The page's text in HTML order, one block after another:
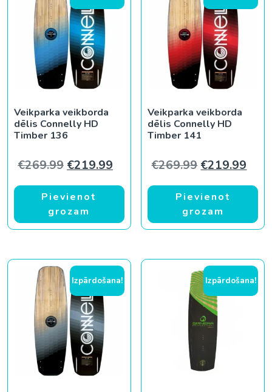
Veikparka veikborda
dēlis Connelly HD
Timber 136
€269.99 Original price was: €269.99.
€219.99 Current price is: €219.99.
Pievienot
grozam
Veikparka veikborda
dēlis Connelly HD
Timber 141
€269.99 Original
€219.99
Pievienot
grozam
Izpārdošana! Izpārdošana!